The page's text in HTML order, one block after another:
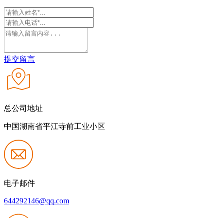
提交留言
总公司地址
中国湖南省平江寺前工业小区
电子邮件
644292146@qq.com